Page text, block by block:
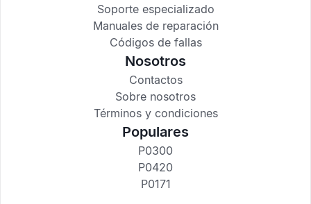
Soporte especializado
Manuales de reparación
Códigos de fallas
Nosotros
Contactos
Sobre nosotros
Términos y condiciones
Populares
P0300
P0420
P0171